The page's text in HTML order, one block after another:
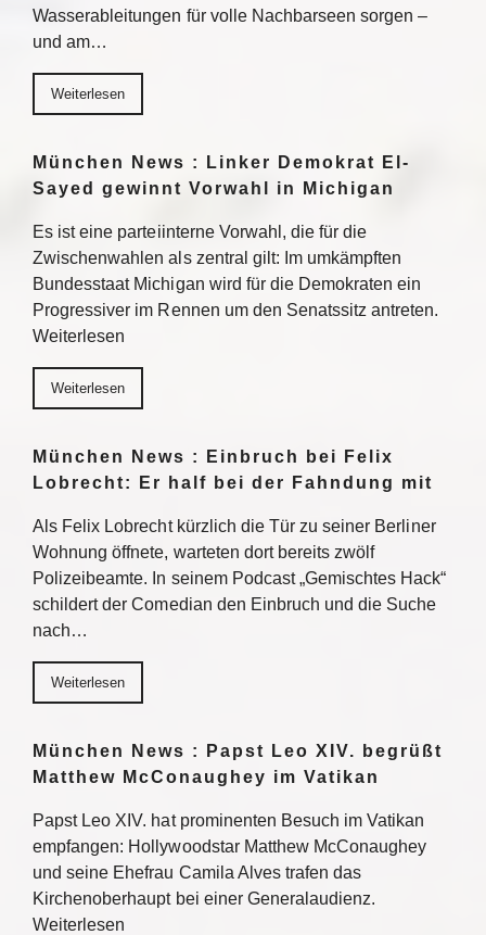
Wasserableitungen für volle Nachbarseen sorgen –
und am…
Weiterlesen
München News : Linker Demokrat El-
Sayed gewinnt Vorwahl in Michigan
Es ist eine parteiinterne Vorwahl, die für die
Zwischenwahlen als zentral gilt: Im umkämpften
Bundesstaat Michigan wird für die Demokraten ein
Progressiver im Rennen um den Senatssitz antreten.
Weiterlesen
Weiterlesen
München News : Einbruch bei Felix
Lobrecht: Er half bei der Fahndung mit
Als Felix Lobrecht kürzlich die Tür zu seiner Berliner
Wohnung öffnete, warteten dort bereits zwölf
Polizeibeamte. In seinem Podcast „Gemischtes Hack“
schildert der Comedian den Einbruch und die Suche
nach…
Weiterlesen
München News : Papst Leo XIV. begrüßt
Matthew McConaughey im Vatikan
Papst Leo XIV. hat prominenten Besuch im Vatikan
empfangen: Hollywoodstar Matthew McConaughey
und seine Ehefrau Camila Alves trafen das
Kirchenoberhaupt bei einer Generalaudienz.
Weiterlesen